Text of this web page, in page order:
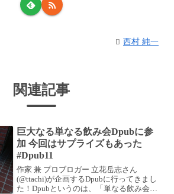
西村 純一
関連記事
巨大なる単なる飲み会Dpubに参
加 今回はサプライズもあった
#Dpub11
作家 兼 プロブロガー 立花岳志さん
(@ttachi)が企画するDpubに行ってきまし
た！Dpubというのは、「単なる飲み会」